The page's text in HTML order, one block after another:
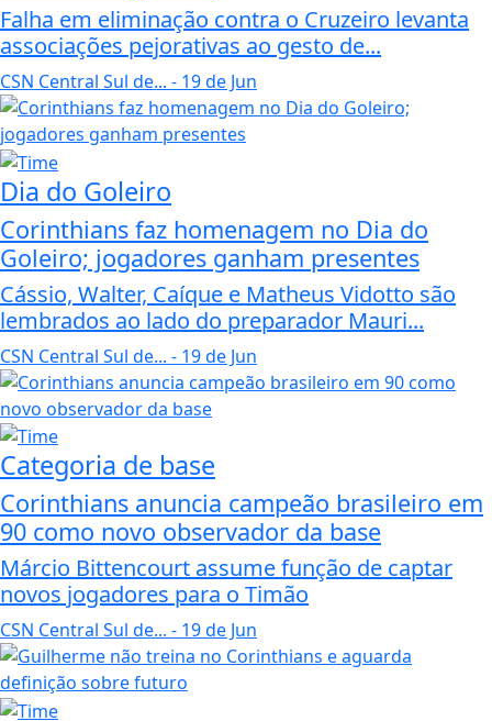
Falha em eliminação contra o Cruzeiro levanta
associações pejorativas ao gesto de...
CSN Central Sul de... - 19 de Jun
Dia do Goleiro
Corinthians faz homenagem no Dia do
Goleiro; jogadores ganham presentes
Cássio, Walter, Caíque e Matheus Vidotto são
lembrados ao lado do preparador Mauri...
CSN Central Sul de... - 19 de Jun
Categoria de base
Corinthians anuncia campeão brasileiro em
90 como novo observador da base
Márcio Bittencourt assume função de captar
novos jogadores para o Timão
CSN Central Sul de... - 19 de Jun